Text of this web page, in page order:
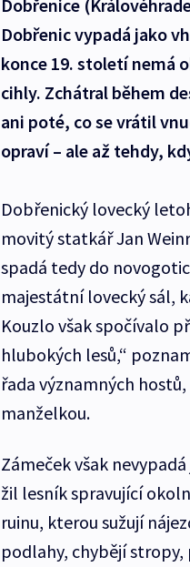
Dobřenice
Dobřenic vypadá jako
konce 19. století nemá
cihly. Zchátral během
ani poté, co se vrátil
opraví – ale až tehdy,
Dobřenický lovecký
movitý statkář Jan
spadá tedy do
majestátní lovecký sál,
Kouzlo však spočívalo
hlubokých lesů,“
řada významných
manželkou.
Zámeček však
žil lesník spravující
ruinu, kterou sužují
podlahy, chybějí stropy,